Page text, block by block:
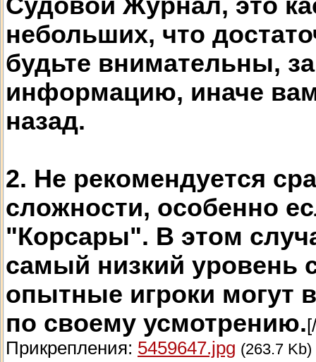
небольших, что
будьте внимательны,
информацию, иначе
назад.
2. Не рекомендуется
сложности, особенно
"Корсары". В этом
самый низкий уровень
опытные игроки могут
по своему усмотрению.
Прикрепления: 5459647.jpg (263.7 Kb)